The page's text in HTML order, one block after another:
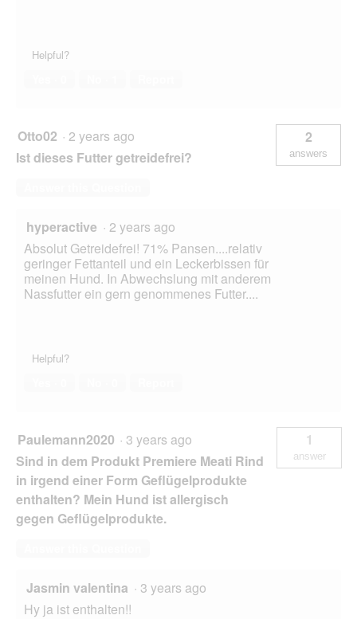
Helpful?
Otto02 · 2 years ago
Ist dieses Futter getreidefrei?
2
answers
hyperactive · 2 years ago
Absolut Getreidefrei! 71% Pansen....relativ
geringer Fettanteil und ein Leckerbissen für
meinen Hund. In Abwechslung mit anderem
Nassfutter ein gern genommenes Futter....
Helpful?
Paulemann2020 · 3 years ago
Sind in dem Produkt Premiere Meati Rind
in irgend einer Form Geflügelprodukte
enthalten? Mein Hund ist allergisch
gegen Geflügelprodukte.
1
answer
Jasmin valentina · 3 years ago
Hy ja ist enthalten!!